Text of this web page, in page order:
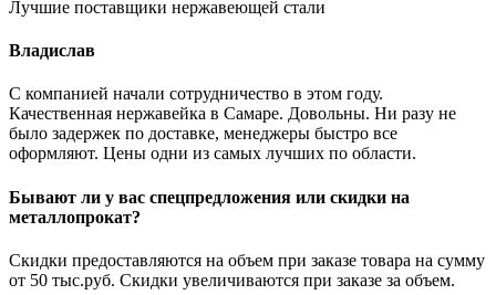
Лучшие поставщики нержавеющей стали
Владислав
С компанией начали сотрудничество в этом году.
Качественная нержавейка в Самаре. Довольны. Ни разу не
было задержек по доставке, менеджеры быстро все
оформляют. Цены одни из самых лучших по области.
Бывают ли у вас спецпредложения или скидки на
металлопрокат?
Скидки предоставляются на объем при заказе товара на сумму
от 50 тыс.руб. Скидки увеличиваются при заказе за объем.